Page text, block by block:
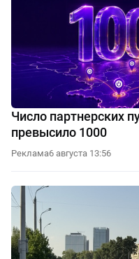
Число партнерских
превысило 1000
Реклама6 августа 13:56